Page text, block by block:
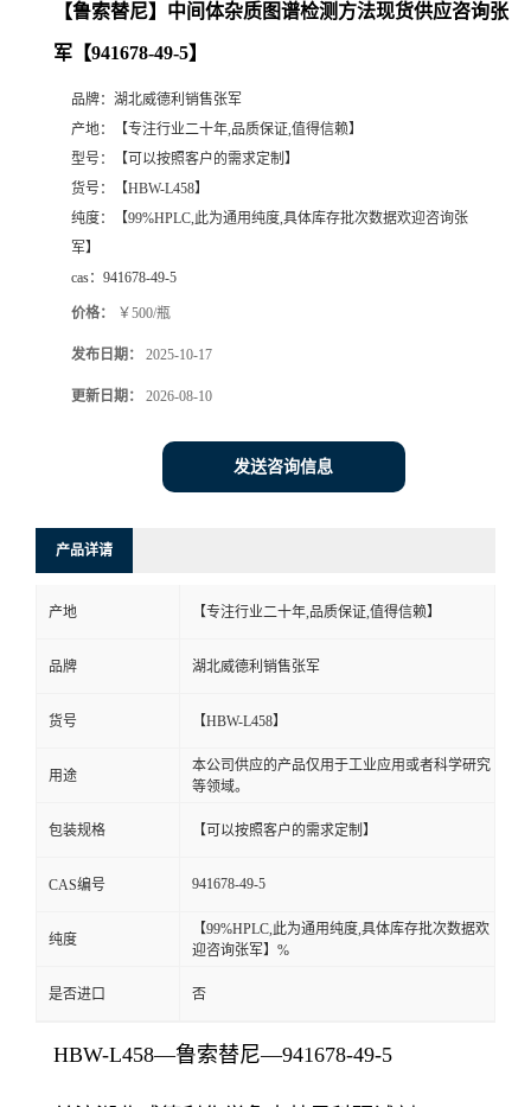
【鲁索替尼】中间体杂质图谱检测方法现货供应咨询张
军【941678-49-5】
品牌： 湖北威德利销售张军
产地：
【专注行业二十年,品质保证,值得信赖】
型号：
【可以按照客户的需求定制】
货号：
【HBW-L458】
纯度：
【99%HPLC,此为通用纯度,具体库存批次数据欢迎咨询张
军】
cas： 941678-49-5
价格： ￥500/瓶
发布日期： 2025-10-17
更新日期： 2026-08-10
发送咨询信息
产品详请
产地 【专注行业二十年,品质保证,值得信赖】
品牌 湖北威德利销售张军
货号 【HBW-L458】
用途
本公司供应的产品仅用于工业应用或者科学研究
等领域。
包装规格 【可以按照客户的需求定制】
CAS编号 941678-49-5
纯度
【99%HPLC,此为通用纯度,具体库存批次数据欢
迎咨询张军】%
是否进口 否
HBW-L458—鲁索替尼—941678-49-5